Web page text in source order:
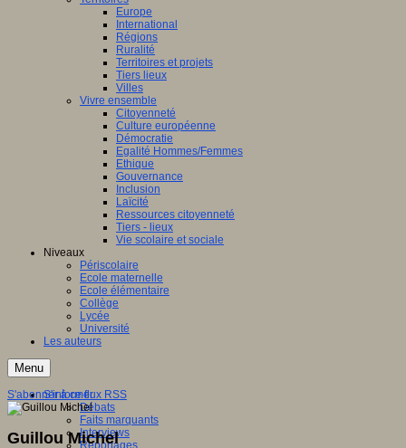
Europe
International
Régions
Ruralité
Territoires et projets
Tiers lieux
Villes
Vivre ensemble
Citoyenneté
Culture européenne
Démocratie
Egalité Hommes/Femmes
Ethique
Gouvernance
Inclusion
Laïcité
Ressources citoyenneté
Tiers - lieux
Vie scolaire et sociale
Niveaux
Périscolaire
Ecole maternelle
Ecole élémentaire
Collège
Lycée
Université
Les auteurs
Menu
S'informer
Débats
Faits marquants
Interviews
Reportages
S'abonner à ce flux RSS
Guillou Michel